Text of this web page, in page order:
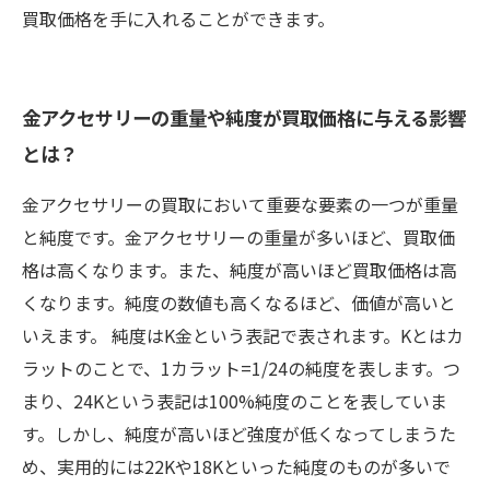
買取価格を手に入れることができます。
金アクセサリーの重量や純度が買取価格に与える影響
とは？
金アクセサリーの買取において重要な要素の一つが重量
と純度です。金アクセサリーの重量が多いほど、買取価
格は高くなります。また、純度が高いほど買取価格は高
くなります。純度の数値も高くなるほど、価値が高いと
いえます。 純度はK金という表記で表されます。Kとはカ
ラットのことで、1カラット=1/24の純度を表します。つ
まり、24Kという表記は100%純度のことを表していま
す。しかし、純度が高いほど強度が低くなってしまうた
め、実用的には22Kや18Kといった純度のものが多いで